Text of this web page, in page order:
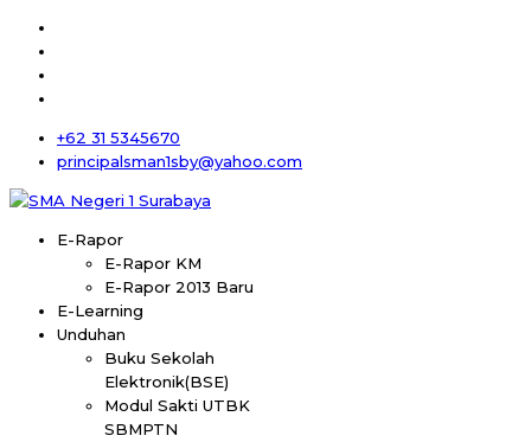
+62 31 5345670
principalsman1sby@yahoo.com
E-Rapor
E-Rapor KM
E-Rapor 2013 Baru
E-Learning
Unduhan
Buku Sekolah
Elektronik(BSE)
Modul Sakti UTBK
SBMPTN